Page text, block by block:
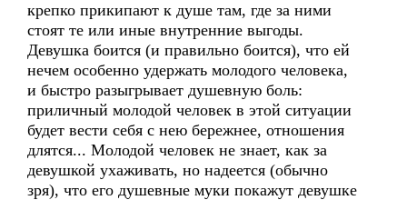
крепко прикипают к душе там, где за ними
стоят те или иные внутренние выгоды.
Девушка боится (и правильно боится), что ей
нечем особенно удержать молодого человека,
и быстро разыгрывает душевную боль:
приличный молодой человек в этой ситуации
будет вести себя с нею бережнее, отношения
длятся... Молодой человек не знает, как за
девушкой ухаживать, но надеется (обычно
зря), что его душевные муки покажут девушке